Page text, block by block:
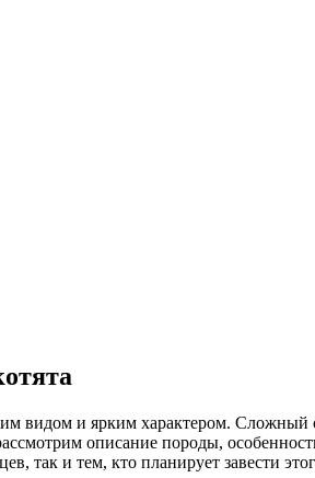
видом и ярким характером.
описание породы,
так и тем, кто планирует завести